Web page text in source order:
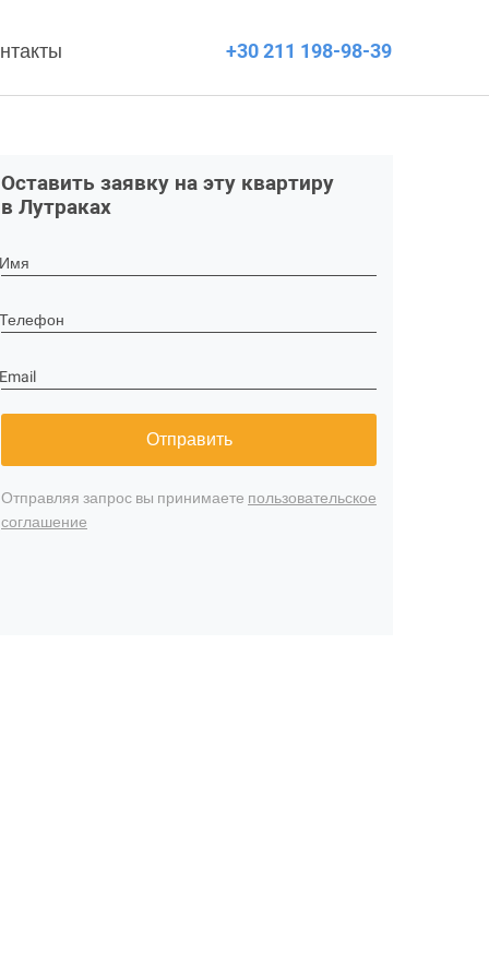
+30 211 198-98-39
Оставить заявку на эту квартиру
в Лутраках
Имя
Телефон
Email
Отправить
Отправляя запрос вы принимаете пользовательское
соглашение